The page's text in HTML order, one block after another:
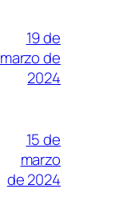
19 de
marzo de
2024
15 de
marzo
de 2024